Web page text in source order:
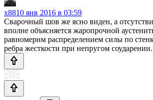
x8810 янв 2016 в 03:59
Сварочный шов же ясно виден, а
вполне объясняется жаропрочной
равномернм распределением силы по
ребра жесткости при непругом соударении.